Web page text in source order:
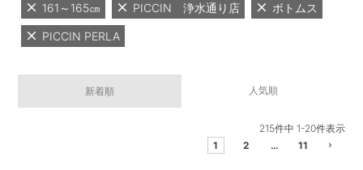
161～165㎝ PICCIN 浄水通り店 ボトムス
PICCIN PERLA
新着順 人気順
215件中 1-20件表示
1
2 … 11